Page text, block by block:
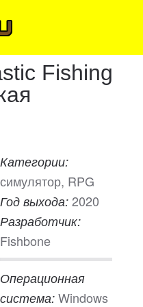
Fishing
Категории:
симулятор, RPG
Год выхода: 2020
Разработчик:
Fishbone
Операционная
система: Windows